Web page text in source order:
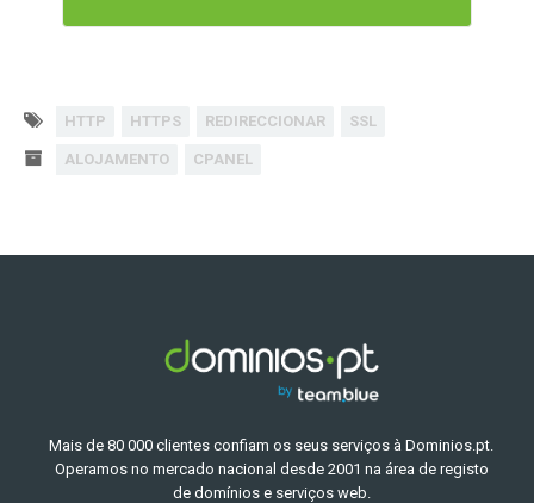
HTTP HTTPS REDIRECCIONAR SSL
ALOJAMENTO CPANEL
Mais de 80 000 clientes confiam os seus serviços à Dominios.pt.
Operamos no mercado nacional desde 2001 na área de registo
de domínios e serviços web.